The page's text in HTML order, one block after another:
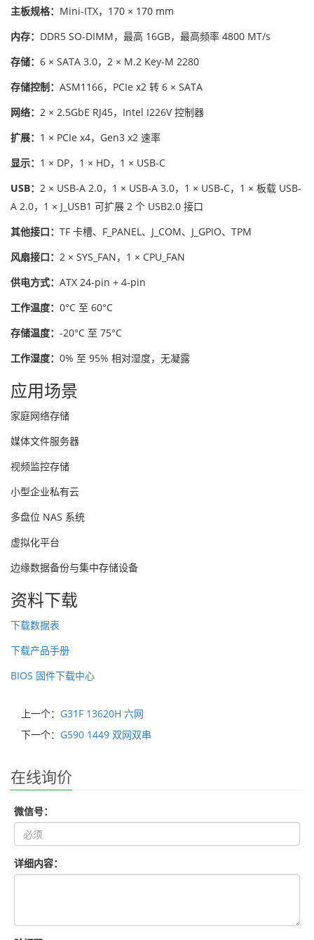
主板规格： Mini-ITX，170 × 170 mm
内存： DDR5 SO-DIMM，最高 16GB，最高频率 4800 MT/s
存储： 6 × SATA 3.0，2 × M.2 Key-M 2280
存储控制： ASM1166，PCIe x2 转 6 × SATA
网络： 2 × 2.5GbE RJ45，Intel I226V 控制器
扩展： 1 × PCIe x4，Gen3 x2 速率
显示： 1 × DP，1 × HD，1 × USB-C
USB： 2 × USB-A 2.0，1 × USB-A 3.0，1 × USB-C，1 × 板载 USB-
A 2.0，1 × J_USB1 可扩展 2 个 USB2.0 接口
其他接口： TF 卡槽、F_PANEL、J_COM、J_GPIO、TPM
风扇接口： 2 × SYS_FAN，1 × CPU_FAN
供电方式： ATX 24-pin + 4-pin
工作温度： 0°C 至 60°C
存储温度： -20°C 至 75°C
工作湿度： 0% 至 95% 相对湿度，无凝露
应用场景
家庭网络存储
媒体文件服务器
视频监控存储
小型企业私有云
多盘位 NAS 系统
虚拟化平台
边缘数据备份与集中存储设备
资料下载
下载数据表
下载产品手册
BIOS 固件下载中心
上一个： G31F 13620H 六网
下一个： G590 1449 双网双串
在线询价
微信号：
详细内容：